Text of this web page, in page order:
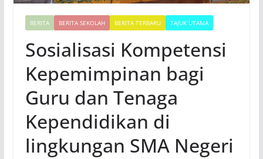
BERITA BERITA SEKOLAH BERITA TERBARU TAJUK UTAMA
Sosialisasi Kompetensi
Kepemimpinan bagi
Guru dan Tenaga
Kependidikan di
lingkungan SMA Negeri